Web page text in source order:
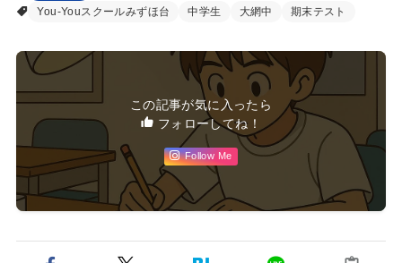
You-Youスクールみずほ台
中学生 大網中 期末テスト
この記事が気に入ったら
フォローしてね！
Follow Me